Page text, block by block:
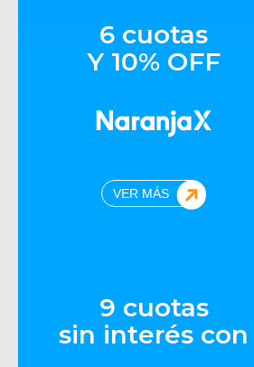
6 cuotas
Y 10% OFF
VER MÁS
9 cuotas
sin interés con